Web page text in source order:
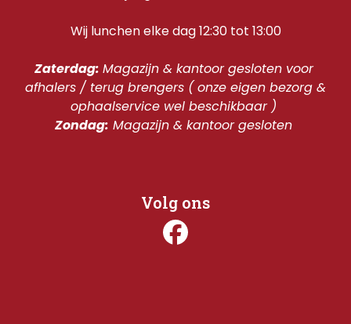
Wij lunchen elke dag 12:30 tot 13:00
Zaterdag: Magazijn & kantoor gesloten voor
afhalers / terug brengers ( onze eigen bezorg &
ophaalservice wel beschikbaar )
Zondag: Magazijn & kantoor gesloten
Volg ons